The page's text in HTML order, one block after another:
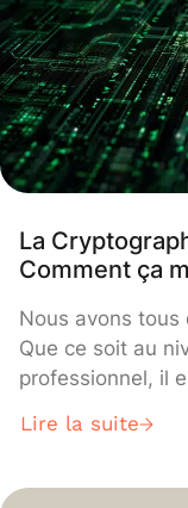
sécurité de ses
La
Comment ça
Nous avons
Que ce soit au
professionnel, il
à certains
Lire la suite